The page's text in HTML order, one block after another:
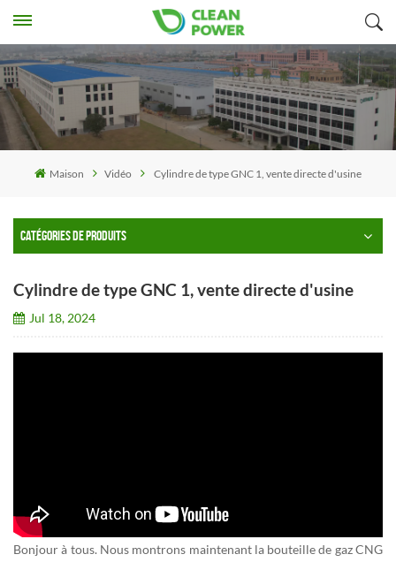
Maison Vidéo Cylindre de type GNC 1, vente directe d'usine
CATÉGORIES DE PRODUITS
Cylindre de type GNC 1, vente directe d'usine
Jul 18, 2024
Bonjour à tous. Nous montrons maintenant la bouteille de gaz CNG